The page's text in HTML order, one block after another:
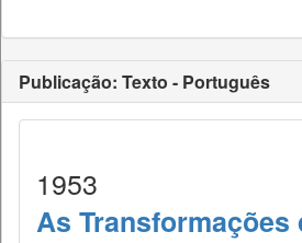
Publicação: Texto - Português
1953
As